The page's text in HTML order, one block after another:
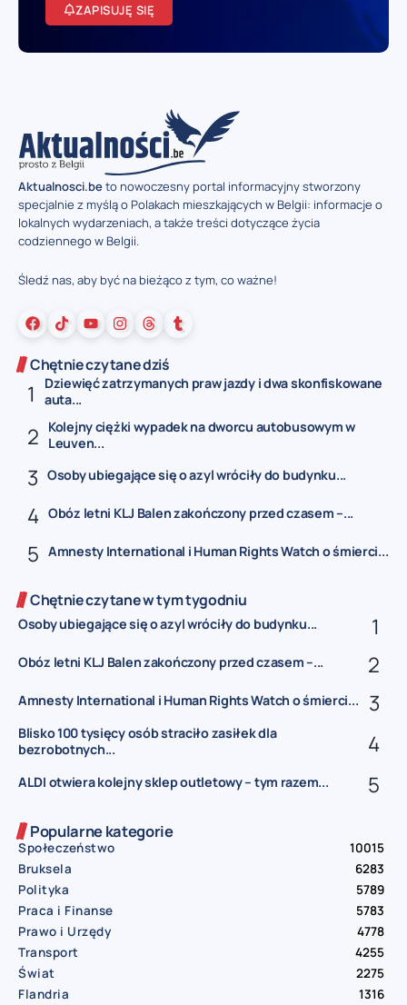
ZAPISUJĘ SIĘ
Aktualnosci.beto nowoczesny portal informacyjny stworzony
specjalnie z myślą o Polakach mieszkających w Belgii: informacje o
lokalnych wydarzeniach, a także treści dotyczące życia
codziennego w Belgii.
Śledź nas, aby być na bieżąco z tym, co ważne!
Chętnie czytane dziś
Dziewięć zatrzymanych praw jazdy i dwa skonfiskowane
auta...
Kolejny ciężki wypadek na dworcu autobusowym w
Leuven...
Osoby ubiegające się o azyl wróciły do budynku...
Obóz letni KLJ Balen zakończony przed czasem –...
Amnesty International i Human Rights Watch o śmierci...
Chętnie czytane w tym tygodniu
Osoby ubiegające się o azyl wróciły do budynku...
Obóz letni KLJ Balen zakończony przed czasem –...
Amnesty International i Human Rights Watch o śmierci...
Blisko 100 tysięcy osób straciło zasiłek dla
bezrobotnych...
ALDI otwiera kolejny sklep outletowy – tym razem...
Popularne kategorie
Społeczeństwo
10015
Bruksela
6283
Polityka
5789
Praca i Finanse
5783
Prawo i Urzędy
4778
Transport
4255
Świat
2275
Flandria
1316